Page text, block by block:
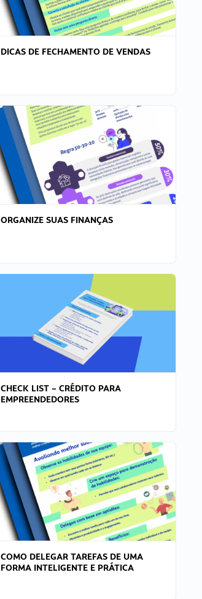
DICAS DE FECHAMENTO DE VENDAS
ORGANIZE SUAS FINANÇAS
CHECK LIST – CRÉDITO PARA
EMPREENDEDORES
COMO DELEGAR TAREFAS DE UMA
FORMA INTELIGENTE E PRÁTICA